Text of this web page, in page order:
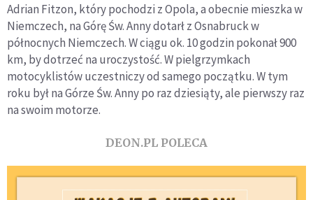
Adrian Fitzon, który pochodzi z Opola, a obecnie mieszka w
Niemczech, na Górę Św. Anny dotarł z Osnabruck w
północnych Niemczech. W ciągu ok. 10 godzin pokonał 900
km, by dotrzeć na uroczystość. W pielgrzymkach
motocyklistów uczestniczy od samego początku. W tym
roku był na Górze Św. Anny po raz dziesiąty, ale pierwszy raz
na swoim motorze.
DEON.PL POLECA